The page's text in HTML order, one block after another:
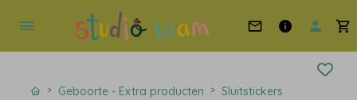
Geboorte - Extra producten Sluitstickers